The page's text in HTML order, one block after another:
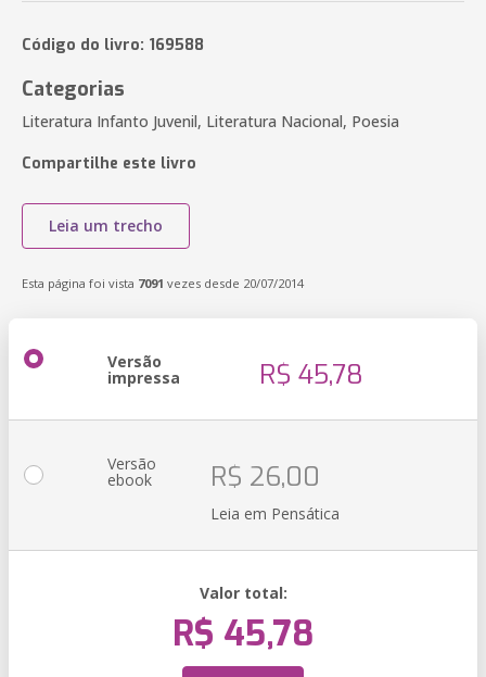
Código do livro: 169588
Categorias
Literatura Infanto Juvenil, Literatura Nacional, Poesia
Compartilhe este livro
Leia um trecho
Esta página foi vista 7091 vezes desde 20/07/2014
Versão
impressa R$ 45,78
Versão
ebook R$ 26,00
Leia em Pensática
Valor total:
R$ 45,78